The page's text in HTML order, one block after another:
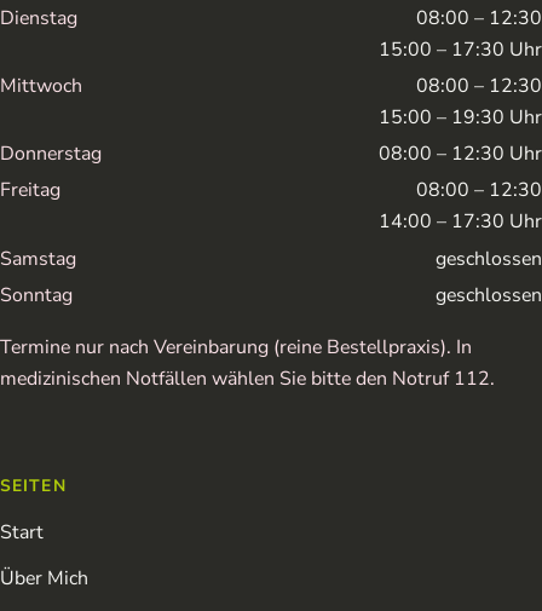
Dienstag
08:00 – 12:30
15:00 – 17:30 Uhr
Mittwoch
08:00 – 12:30
15:00 – 19:30 Uhr
Donnerstag
08:00 – 12:30 Uhr
Freitag
08:00 – 12:30
14:00 – 17:30 Uhr
Samstag
geschlossen
Sonntag
geschlossen
Termine nur nach Vereinbarung (reine Bestellpraxis). In
medizinischen Notfällen wählen Sie bitte den Notruf 112.
SEITEN
Start
Über Mich